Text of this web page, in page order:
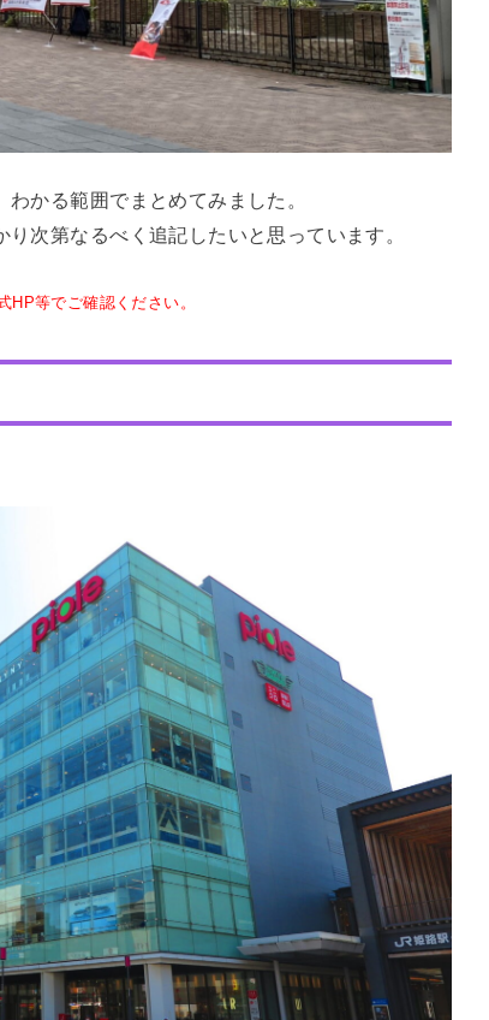
かる範囲でまとめてみました。
次第なるべく追記したいと思っています。
HP等でご確認ください。